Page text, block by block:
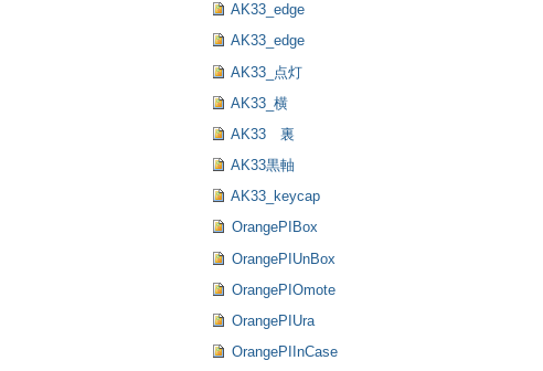
AK33_edge
AK33_edge
AK33_点灯
AK33_横
AK33 裏
AK33黒軸
AK33_keycap
OrangePIBox
OrangePIUnBox
OrangePIOmote
OrangePIUra
OrangePIInCase